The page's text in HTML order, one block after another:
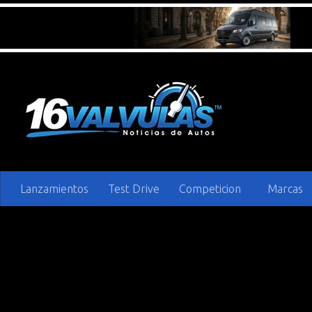
Lanzamientos Test Drive Competicion Marcas